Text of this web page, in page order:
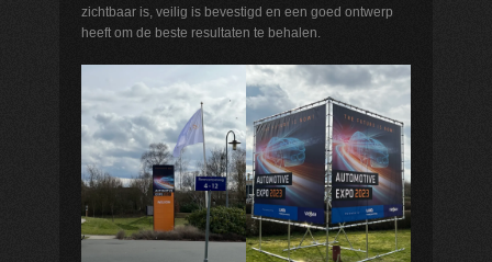
zichtbaar is, veilig is bevestigd en een goed ontwerp
heeft om de beste resultaten te behalen.